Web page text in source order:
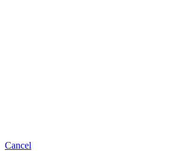
Cancel